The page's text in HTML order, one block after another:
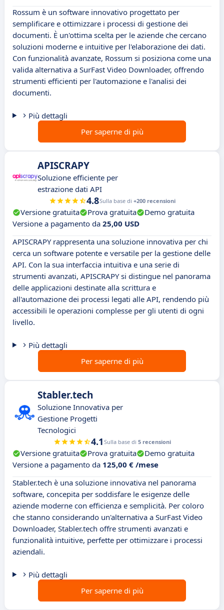
Rossum è un software innovativo progettato per
semplificare e ottimizzare i processi di gestione dei
documenti. È un'ottima scelta per le aziende che cercano
soluzioni moderne e intuitive per l'elaborazione dei dati.
Con funzionalità avanzate, Rossum si posiziona come una
valida alternativa a SurFast Video Downloader, offrendo
strumenti efficienti per l'automazione e l'analisi dei
documenti.
Più dettagli
Per saperne di più
APISCRAPY
Soluzione efficiente per
estrazione dati API
4.8Sulla base di +200 recensioni
Versione gratuita Prova gratuita
Demo gratuita
Versione a pagamento da 25,00 USD
APISCRAPY rappresenta una soluzione innovativa per chi
cerca un software potente e versatile per la gestione delle
API. Con la sua interfaccia intuitiva e una serie di
strumenti avanzati, APISCRAPY si distingue nel panorama
delle applicazioni destinate alla scrittura e
all'automazione dei processi legati alle API, rendendo più
accessibili le operazioni complesse per gli utenti di ogni
livello.
Più dettagli
Per saperne di più
Stabler.tech
Soluzione Innovativa per
Gestione Progetti
Tecnologici
4.1 Sulla base di 5 recensioni
Versione gratuita Prova gratuita
Demo gratuita
Versione a pagamento da 125,00 € /mese
Stabler.tech è una soluzione innovativa nel panorama
software, concepita per soddisfare le esigenze delle
aziende moderne con efficienza e semplicità. Per coloro
che stanno considerando un'alternativa a SurFast Video
Downloader, Stabler.tech offre strumenti avanzati e
funzionalità intuitive, perfette per ottimizzare i processi
aziendali.
Più dettagli
Per saperne di più